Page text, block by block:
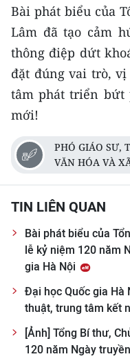
Bài phát biểu của
Lâm đã tạo cảm
thông điệp dứt
đặt đúng vai trò,
tâm phát triển bứt
mới!
PHÓ GIÁO SƯ,
VĂN HÓA VÀ
TIN LIÊN QUAN
Bài phát biểu của
lễ kỷ niệm 120 năm
gia Hà Nội
Đại học Quốc gia Hà
thuật, trung tâm kết
[Ảnh] Tổng Bí thư,
120 năm Ngày